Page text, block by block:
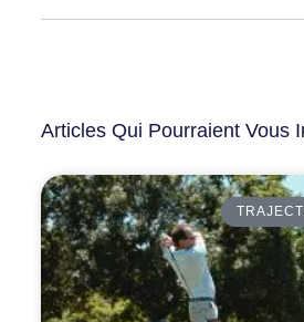
Articles Qui Pourraient Vous